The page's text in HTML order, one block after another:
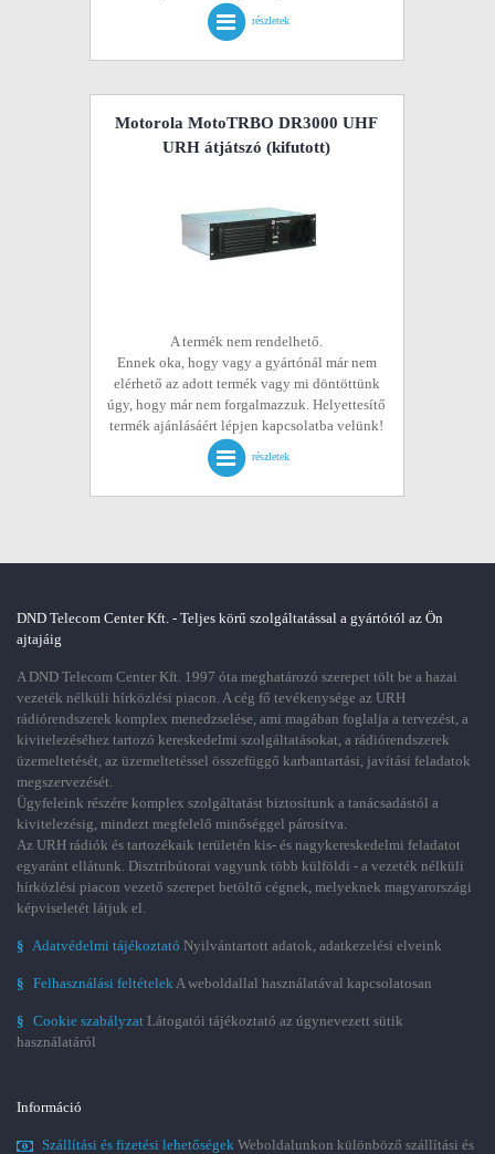
részletek
Motorola MotoTRBO DR3000 UHF
URH átjátszó (kifutott)
A termék nem rendelhető.
Ennek oka, hogy vagy a gyártónál már nem
elérhető az adott termék vagy mi döntöttünk
úgy, hogy már nem forgalmazzuk. Helyettesítő
termék ajánlásáért lépjen kapcsolatba velünk!
részletek
DND Telecom Center Kft. - Teljes körű szolgáltatással a gyártótól az Ön
ajtajáig
A DND Telecom Center Kft. 1997 óta meghatározó szerepet tölt be a hazai
vezeték nélküli hírközlési piacon. A cég fő tevékenysége az URH
rádiórendszerek komplex menedzselése, ami magában foglalja a tervezést, a
kivitelezéséhez tartozó kereskedelmi szolgáltatásokat, a rádiórendszerek
üzemeltetését, az üzemeltetéssel összefüggő karbantartási, javítási feladatok
megszervezését.
Ügyfeleink részére komplex szolgáltatást biztosítunk a tanácsadástól a
kivitelezésig, mindezt megfelelő minőséggel párosítva.
Az URH rádiók és tartozékaik területén kis- és nagykereskedelmi feladatot
egyaránt ellátunk. Disztribútorai vagyunk több külföldi - a vezeték nélküli
hírközlési piacon vezető szerepet betöltő cégnek, melyeknek magyarországi
képviseletét látjuk el.
§ Adatvédelmi tájékoztató Nyilvántartott adatok, adatkezelési elveink
§ Felhasználási feltételekA weboldallal használatával kapcsolatosan
§ Cookie szabályzat Látogatói tájékoztató az úgynevezett sütik
használatáról
Információ
Szállítási és fizetési lehetőségek Weboldalunkon különböző szállítási és